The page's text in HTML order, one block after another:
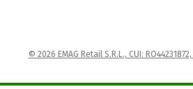
© 2026 EMAG Retail S.R.L., CUI: